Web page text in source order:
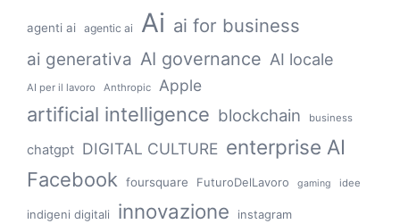
agenti ai agentic ai Ai ai for business
ai generativa AI governance AI locale
AI per il lavoro Anthropic Apple
artificial intelligence blockchain business
chatgpt DIGITAL CULTURE enterprise AI
Facebook foursquare FuturoDelLavoro gaming idee
indigeni digitali innovazione instagram